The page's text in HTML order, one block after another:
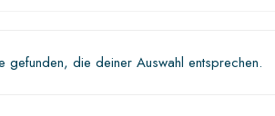
gefunden, die deiner Auswahl entsprechen.